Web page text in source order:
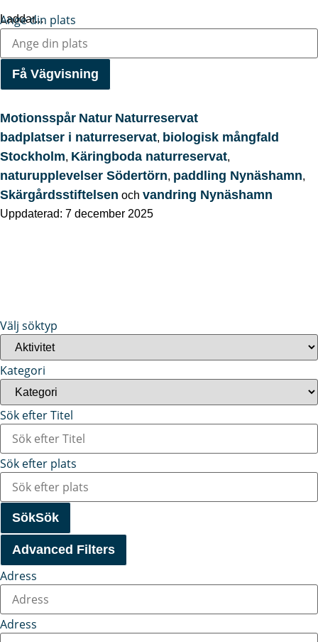
Laddar...
Ange din plats
Få Vägvisning
Motionsspår Natur Naturreservat
badplatser i naturreservat, biologisk mångfald
Stockholm, Käringboda naturreservat,
naturupplevelser Södertörn, paddling Nynäshamn,
Skärgårdsstiftelsen och vandring Nynäshamn
Uppdaterad: 7 december 2025
Välj söktyp
Kategori
Sök efter Titel
Sök efter plats
SökSök
Advanced Filters
Adress
Adress